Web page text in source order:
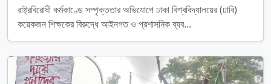
রাষ্ট্রবিরোধী কর্মকাণ্ডে সম্পৃক্ততার অভিযোগে ঢাকা বিশ্ববিদ্যালয়ের (ঢাবি)
কয়েকজন শিক্ষকের বিরুদ্ধে আইনগত ও প্রশাসনিক ব্যব...